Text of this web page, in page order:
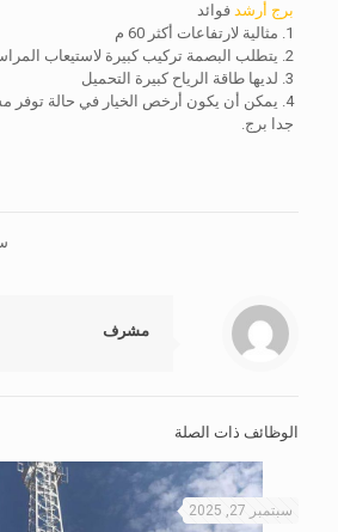
برج أرشدفوائد
1. مثالية لارتفاعات أكثر 60 م
2. يتطلب البصمة تركيب كبيرة لاستيعاب المراسي الرجل
3. لديها طاقة الرياح كبيرة التحميل
4. يمكن أن يكون أرخص الخيار في حالة توفر
جدا برج.
مشرف
الوظائف ذات الصلة
سبتمبر 27, 2025